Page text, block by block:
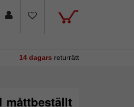
14 dagars returrätt
måttbeställt